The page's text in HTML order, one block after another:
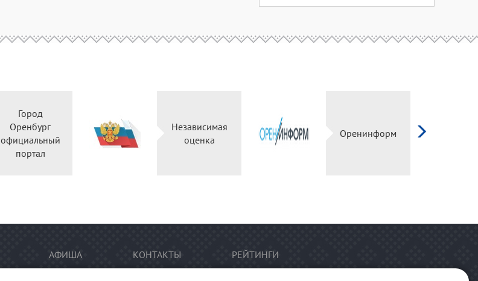
Город
Оренбург
официальный
портал
Независимая
оценка
Оренинформ
АФИША КОНТАКТЫ РЕЙТИНГИ